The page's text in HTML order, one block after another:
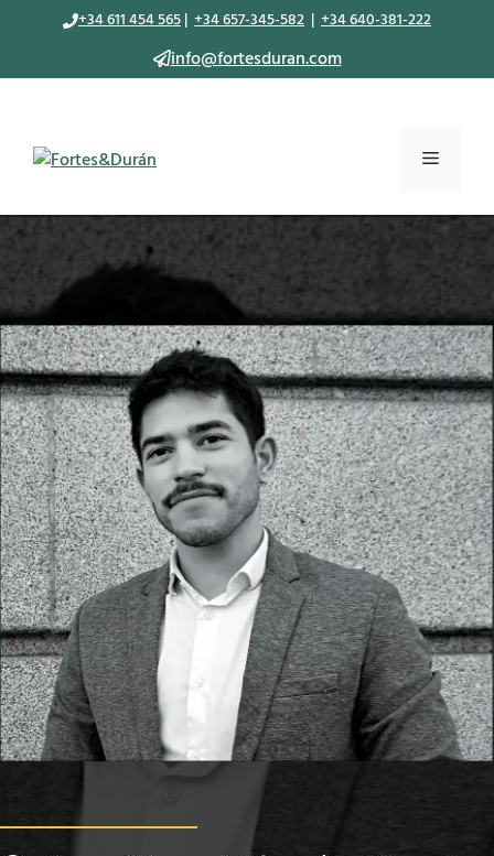
+34 611 454 565 | +34 657-345-582 | +34 640-381-222
info@fortesduran.com
Menú